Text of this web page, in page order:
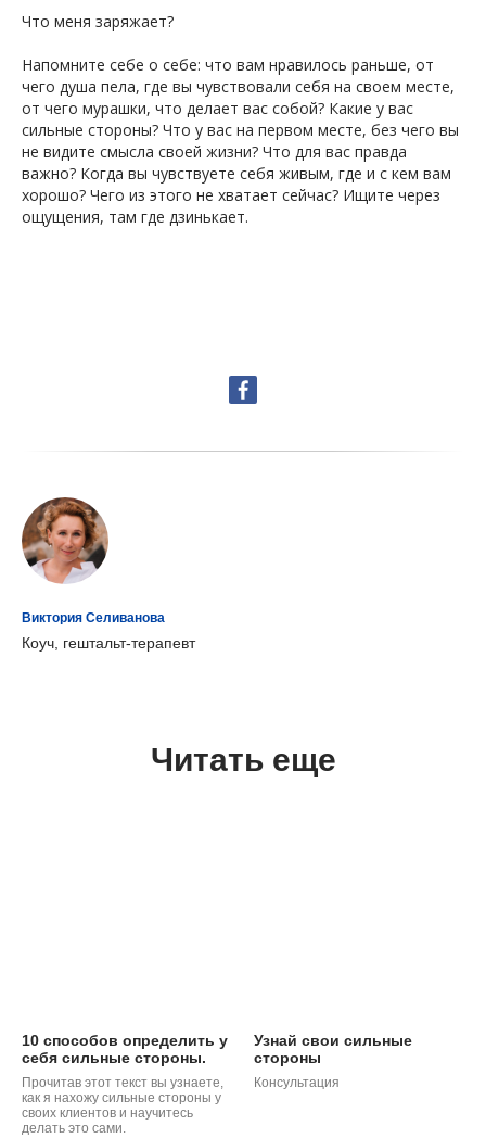
Что меня заряжает?
Напомните себе о себе: что вам нравилось раньше, от
чего душа пела, где вы чувствовали себя на своем месте,
от чего мурашки, что делает вас собой? Какие у вас
сильные стороны? Что у вас на первом месте, без чего вы
не видите смысла своей жизни? Что для вас правда
важно? Когда вы чувствуете себя живым, где и с кем вам
хорошо? Чего из этого не хватает сейчас? Ищите через
ощущения, там где дзинькает.
Виктория Селиванова
Коуч, гештальт-терапевт
Читать еще
10 способов определить у
себя сильные стороны.
Прочитав этот текст вы узнаете,
как я нахожу сильные стороны у
своих клиентов и научитесь
делать это сами.
Узнай свои сильные
стороны
Консультация